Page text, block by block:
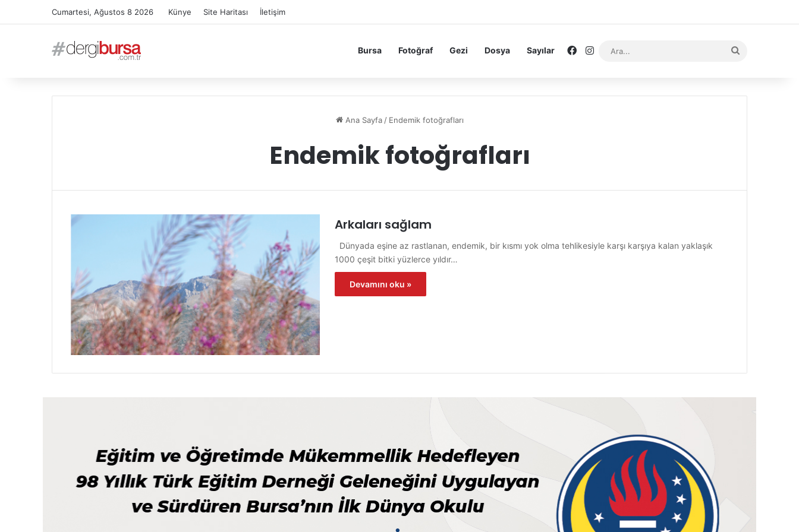
Cumartesi, Ağustos 8 2026 Künye Site Haritası İletişim
Bursa Fotoğraf Gezi Dosya Sayılar Facebook
Instagram
Ana Sayfa / Endemik fotoğrafları
Endemik fotoğrafları
Arkaları sağlam
Dünyada eşine az rastlanan, endemik, bir kısmı yok olma tehlikesiyle karşı karşıya kalan yaklaşık
1000 çeşit bitki yüzlerce yıldır…
Devamını oku »